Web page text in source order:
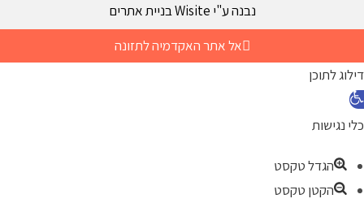
נבנה ע"י Wisite בניית אתרים
אל אתר האקדמיה לתזונה
דילוג לתוכן
פ
ת
כלי נגישות
הגדל טקסט
הקטן טקסט